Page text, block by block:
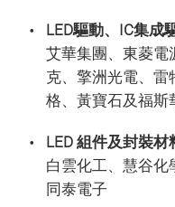
LED驅動、IC集成
艾華集團、東菱電
克、擎洲光電、雷
格、黃寶石及福斯
LED 組件及封裝材
白雲化工、慧谷化
同泰電子